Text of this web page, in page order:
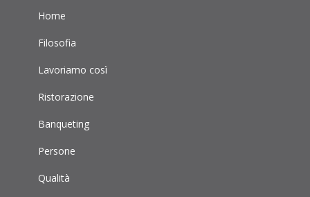
Home
Filosofia
Lavoriamo così
Ristorazione
Banqueting
Persone
Qualità